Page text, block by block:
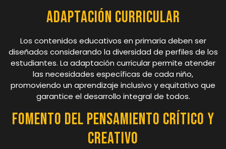
Adaptación Curricular
Los contenidos educativos en primaria deben ser
diseñados considerando la diversidad de perfiles de los
estudiantes. La adaptación curricular permite atender
las necesidades específicas de cada niño,
promoviendo un aprendizaje inclusivo y equitativo que
garantice el desarrollo integral de todos.
Fomento del Pensamiento Crítico y
Creativo